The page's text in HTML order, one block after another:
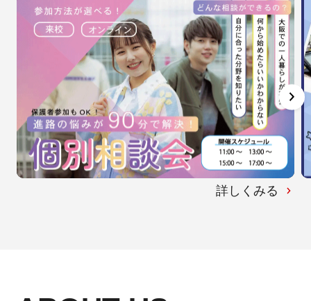
詳しくみる